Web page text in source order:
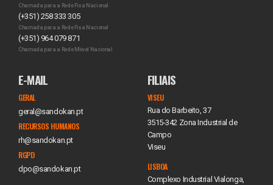
Chamada para a Rede Fixa Nacional
(+351) 258 333 305
Chamada para a Rede Fixa Nacional
(+351) 964 079 871
Chamada para a Rede Móvel Nacional
E-MAIL
GERAL
geral@sandokan.pt
RECURSOS HUMANOS
rh@sandokan.pt
RGPD
dpo@sandokan.pt
FILIAIS
VISEU
Rua do Barbeito, 37
3515-342 Zona Industrial de
Campo
Viseu
LISBOA
Complexo Industrial Vialonga,